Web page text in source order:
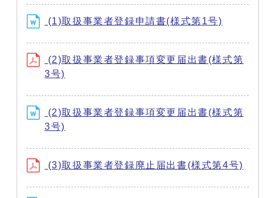
(1)取扱事業者登録申請書(様式第1号)
(2)取扱事業者登録事項変更届出書(様式第
3号)
(2)取扱事業者登録事項変更届出書(様式第
3号)
(3)取扱事業者登録廃止届出書(様式第4号)